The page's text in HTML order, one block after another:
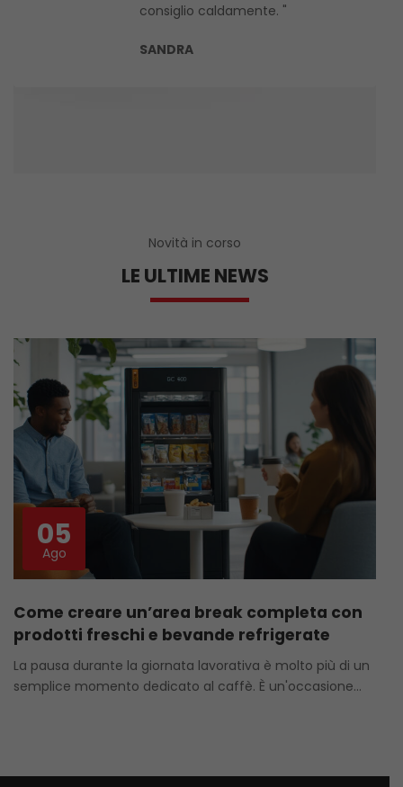
consiglio caldamente. "
SANDRA
Novità in corso
LE ULTIME NEWS
05
Ago
Come creare un’area break completa con
prodotti freschi e bevande refrigerate
La pausa durante la giornata lavorativa è molto più di un
semplice momento dedicato al caffè. È un'occasione